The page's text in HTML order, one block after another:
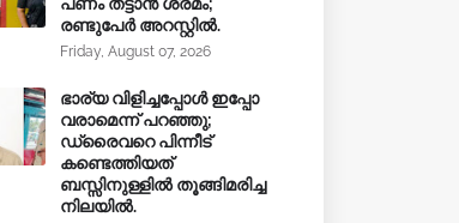
രണ്ടുപേർ അറസ്റ്റിൽ.
Friday, August 07, 2026
ഭാര്യ വിളിച്ചപ്പോള്‍ ഇപ്പോ
വരാമെന്ന് പറഞ്ഞു;
ഡ്രൈവറെ പിന്നീട്
കണ്ടെത്തിയത്
ബസ്സിനുള്ളില്‍ തൂങ്ങിമരിച്ച
നിലയിൽ.